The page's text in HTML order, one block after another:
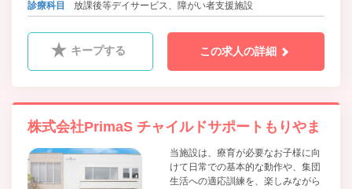
診療科目
放課後等デイサービス、障がい者支援施設
キープする この求人の詳細
株式会社PrimaS チャイルドサポートもりやま
当施設は、療育が必要なお子様に向
けて日常での基本的な動作や、集団
生活への適応訓練を、楽しみながら